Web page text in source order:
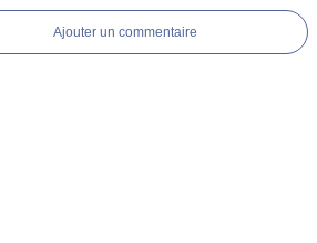
Ajouter un commentaire